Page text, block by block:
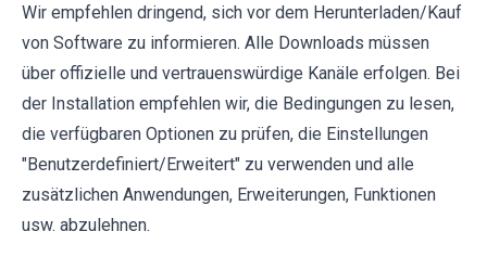
Wir empfehlen dringend, sich vor dem Herunterladen/Kauf
von Software zu informieren. Alle Downloads müssen
über offizielle und vertrauenswürdige Kanäle erfolgen. Bei
der Installation empfehlen wir, die Bedingungen zu lesen,
die verfügbaren Optionen zu prüfen, die Einstellungen
"Benutzerdefiniert/Erweitert" zu verwenden und alle
zusätzlichen Anwendungen, Erweiterungen, Funktionen
usw. abzulehnen.